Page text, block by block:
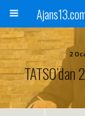
2
TATSO’dan